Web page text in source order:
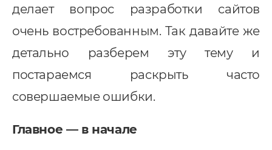
делает вопрос разработки сайтов
очень востребованным. Так давайте же
детально разберем эту тему и
постараемся раскрыть часто
совершаемые ошибки.
Главное — в начале